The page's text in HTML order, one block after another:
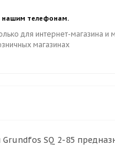
нашим телефонам.
для интернет-магазина и
магазинах
SQ 2-85